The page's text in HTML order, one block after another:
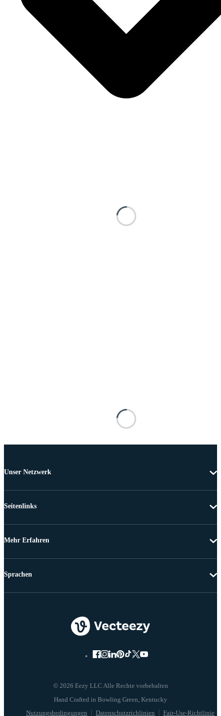
Unser Netzwerk
Seitenlinks
Mehr Erfahren
© 2026 Eezy LLC Alle Rechte vorbehalten
Nutzungsbedingungen Datenschutzrichlinien Fair-Use-Richtlinie
Sprachen